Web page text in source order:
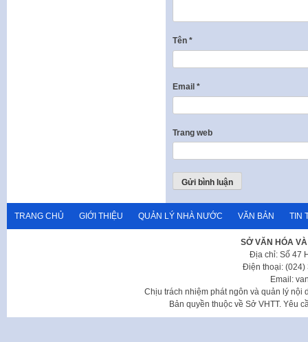
Tên *
Email *
Trang web
TRANG CHỦ GIỚI THIỆU QUẢN LÝ NHÀ NƯỚC VĂN BẢN TIN
SỞ VĂN HÓA
Địa chỉ: Số 47
Điện thoại: (024)
Email:
Chịu trách nhiệm phát ngôn và quản lý nội
Bản quyền thuộc về Sở VHTT. Yêu